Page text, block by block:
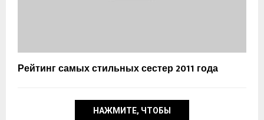
Рейтинг самых стильных сестер 2011 года
НАЖМИТЕ, ЧТОБЫ